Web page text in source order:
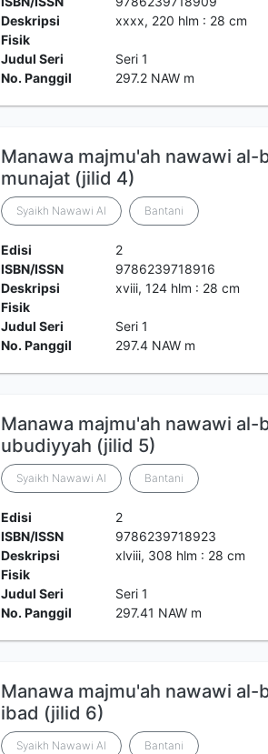
Deskripsi
Fisik
xxxx, 220 hlm : 28 cm
Judul Seri
Seri 1
No. Panggil
297.2 NAW m
Manawa majmu'ah nawawi al-
munajat (jilid 4)
Syaikh Nawawi Al Bantani
Edisi
2
ISBN/ISSN
9786239718916
Deskripsi
Fisik
xviii, 124 hlm : 28 cm
Judul Seri
Seri 1
No. Panggil
297.4 NAW m
Manawa majmu'ah nawawi al-
ubudiyyah (jilid 5)
Syaikh Nawawi Al Bantani
Edisi
2
ISBN/ISSN
9786239718923
Deskripsi
Fisik
xlviii, 308 hlm : 28 cm
Judul Seri
Seri 1
No. Panggil
297.41 NAW m
Manawa majmu'ah nawawi al-
ibad (jilid 6)
Syaikh Nawawi Al Bantani